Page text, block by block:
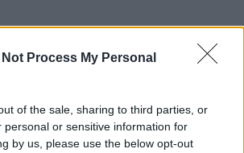
Not Process My Personal
of the sale, sharing to third parties, or
personal or sensitive information for
by us, please use the below opt-out